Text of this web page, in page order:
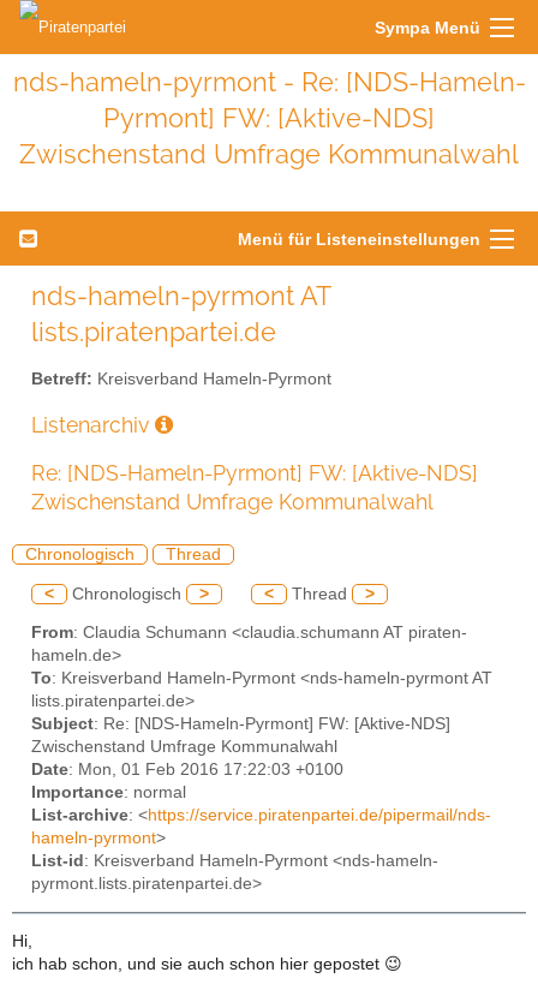
Sympa Menü
nds-hameln-pyrmont - Re: [NDS-Hameln-
Pyrmont] FW: [Aktive-NDS]
Zwischenstand Umfrage Kommunalwahl
Menü für Listeneinstellungen
nds-hameln-pyrmont AT
lists.piratenpartei.de
Betreff: Kreisverband Hameln-Pyrmont
Listenarchiv
Re: [NDS-Hameln-Pyrmont] FW: [Aktive-NDS]
Zwischenstand Umfrage Kommunalwahl
Chronologisch Thread
< Chronologisch > < Thread >
From: Claudia Schumann <claudia.schumann AT piraten-
hameln.de>
To: Kreisverband Hameln-Pyrmont <nds-hameln-pyrmont AT
lists.piratenpartei.de>
Subject: Re: [NDS-Hameln-Pyrmont] FW: [Aktive-NDS]
Zwischenstand Umfrage Kommunalwahl
Date: Mon, 01 Feb 2016 17:22:03 +0100
Importance: normal
List-archive: <https://service.piratenpartei.de/pipermail/nds-
hameln-pyrmont>
List-id : Kreisverband Hameln-Pyrmont <nds-hameln-
pyrmont.lists.piratenpartei.de>
Hi,
ich hab schon, und sie auch schon hier gepostet 😉